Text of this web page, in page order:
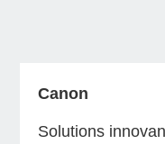
Canon
Solutions